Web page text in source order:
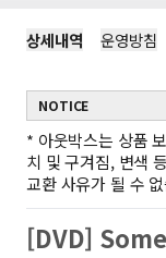
상세내역 운영방침
NOTICE
* 아웃박스는 상품
치 및 구겨짐, 변색
교환 사유가 될 수
[DVD]